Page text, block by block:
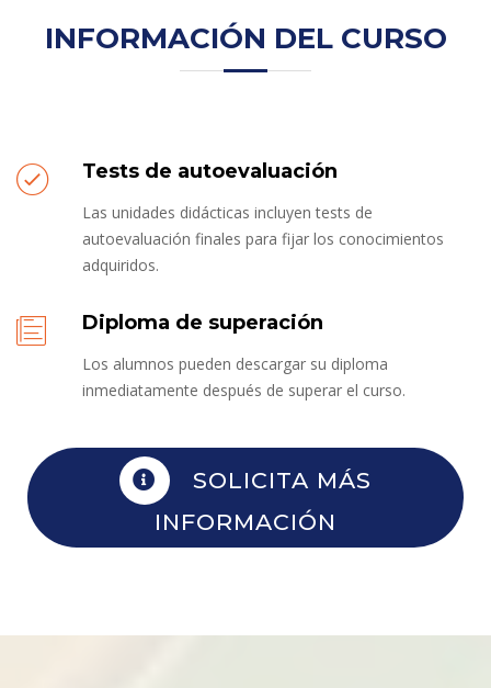
INFORMACIÓN DEL CURSO
Tests de autoevaluación
Las unidades didácticas incluyen tests de
autoevaluación finales para fijar los conocimientos
adquiridos.
Diploma de superación
Los alumnos pueden descargar su diploma
inmediatamente después de superar el curso.
SOLICITA MÁS
INFORMACIÓN